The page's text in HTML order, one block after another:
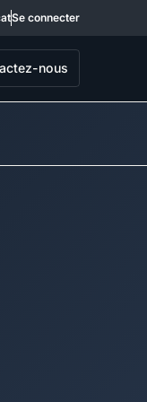
Se connecter
nous